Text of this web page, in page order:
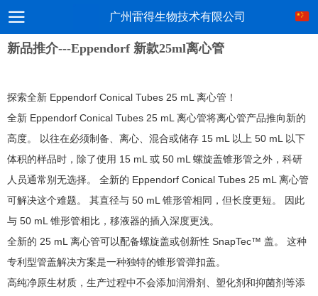
广州雷得生物技术有限公司
新品推介---Eppendorf 新款25ml离心管
探索全新 Eppendorf Conical Tubes 25 mL 离心管！
全新 Eppendorf Conical Tubes 25 mL 离心管将离心管产品推向新的
高度。 以往在必须制备、离心、混合或储存 15 mL 以上 50 mL 以下
体积的样品时，除了使用 15 mL 或 50 mL 螺旋盖锥形管之外，科研
人员通常别无选择。 全新的 Eppendorf Conical Tubes 25 mL 离心管
可解决这个难题。 其直径与 50 mL 锥形管相同，但长度更短。 因此
与 50 mL 锥形管相比，移液器的插入深度更浅。
全新的 25 mL 离心管可以配备螺旋盖或创新性 SnapTec™ 盖。 这种
专利型管盖解决方案是一种独特的锥形管弹扣盖。
高纯净原生材质，生产过程中不会添加润滑剂、塑化剂和抑菌剂等添